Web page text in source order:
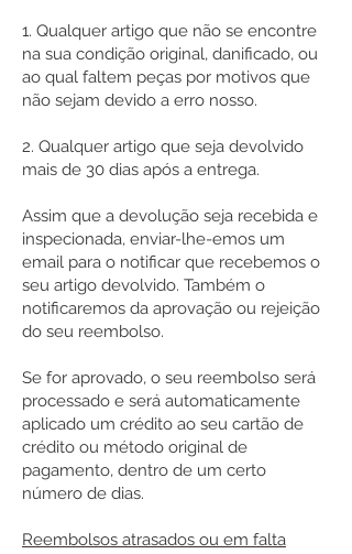
1. Qualquer artigo que não se encontre
na sua condição original, danificado, ou
ao qual faltem peças por motivos que
não sejam devido a erro nosso.
2. Qualquer artigo que seja devolvido
mais de 30 dias após a entrega.
Assim que a devolução seja recebida e
inspecionada, enviar-lhe-emos um
email para o notificar que recebemos o
seu artigo devolvido. Também o
notificaremos da aprovação ou rejeição
do seu reembolso.
Se for aprovado, o seu reembolso será
processado e será automaticamente
aplicado um crédito ao seu cartão de
crédito ou método original de
pagamento, dentro de um certo
número de dias.
Reembolsos atrasados ou em falta